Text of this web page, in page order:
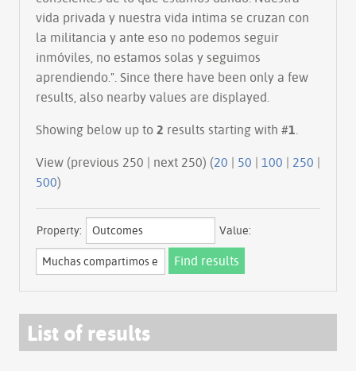
vida privada y nuestra vida intima se cruzan con
la militancia y ante eso no podemos seguir
inmóviles, no estamos solas y seguimos
aprendiendo.". Since there have been only a few
results, also nearby values are displayed.
Showing below up to 2 results starting with #1
View (previous 250 | next 250) (20 | 50 | 100 | 250 |
500)
Property: Value:
List of results